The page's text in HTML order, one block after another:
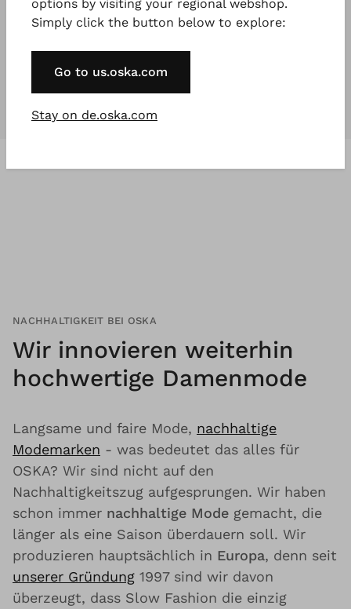
Unsere Kollektionensind fürjeden
der etwas Besonderes will.
NACHHALTIGKEIT BEI OSKA
Wir innovieren weiterhin
hochwertige Damenmode
Langsame und faire Mode, nachhaltige
Modemarken - was bedeutet das alles für
OSKA? Wir sind nicht auf den
Nachhaltigkeitszug aufgesprungen. Wir haben
schon immer nachhaltige Mode gemacht, die
länger als eine Saison überdauern soll. Wir
produzieren hauptsächlich in Europa, denn seit
unserer Gründung 1997 sind wir davon
überzeugt, dass Slow Fashion die einzig
options by visiting your regional webshop.
Simply click the button below to explore:
Go to us.oska.com
Stay on de.oska.com